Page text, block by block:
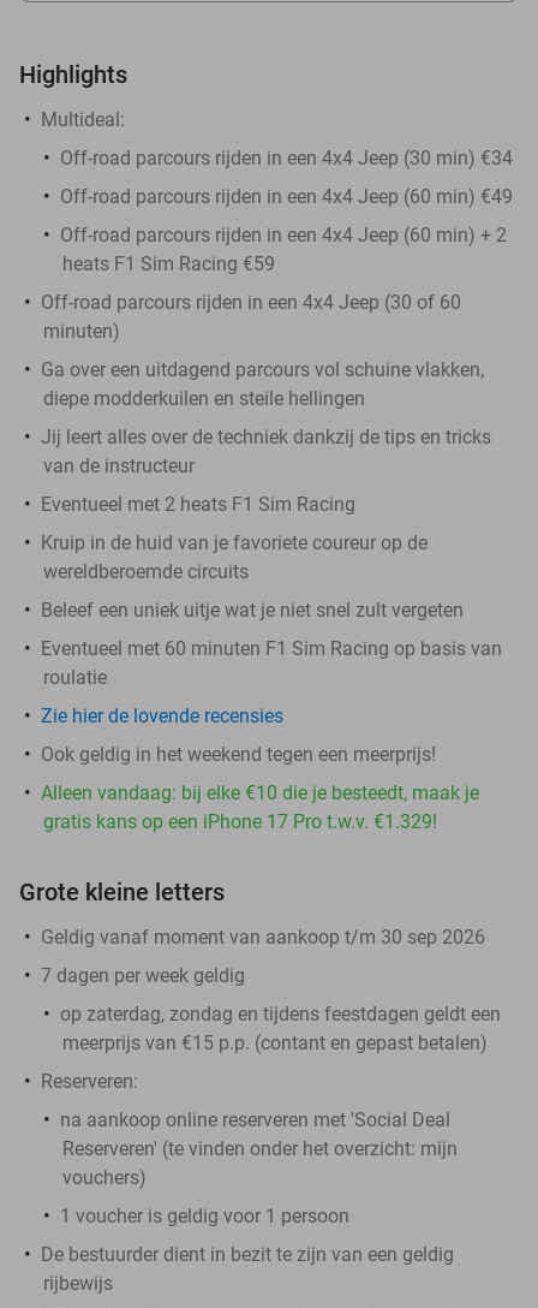
Highlights
Multideal:
Off-road parcours rijden in een 4x4 Jeep (30 min) €34
Off-road parcours rijden in een 4x4 Jeep (60 min) €49
Off-road parcours rijden in een 4x4 Jeep (60 min) + 2
heats F1 Sim Racing €59
Off-road parcours rijden in een 4x4 Jeep (30 of 60
minuten)
Ga over een uitdagend parcours vol schuine vlakken,
diepe modderkuilen en steile hellingen
Jij leert alles over de techniek dankzij de tips en tricks
van de instructeur
Eventueel met 2 heats F1 Sim Racing
Kruip in de huid van je favoriete coureur op de
wereldberoemde circuits
Beleef een uniek uitje wat je niet snel zult vergeten
Eventueel met 60 minuten F1 Sim Racing op basis van
roulatie
Zie hier de lovende recensies
Ook geldig in het weekend tegen een meerprijs!
Alleen vandaag: bij elke €10 die je besteedt, maak je
gratis kans op een iPhone 17 Pro t.w.v. €1.329!
Grote kleine letters
Geldig vanaf moment van aankoop t/m 30 sep 2026
7 dagen per week geldig
op zaterdag, zondag en tijdens feestdagen geldt een
meerprijs van €15 p.p. (contant en gepast betalen)
Reserveren:
na aankoop online reserveren met 'Social Deal
Reserveren' (te vinden onder het overzicht: mijn
vouchers)
1 voucher is geldig voor 1 persoon
De bestuurder dient in bezit te zijn van een geldig
rijbewijs